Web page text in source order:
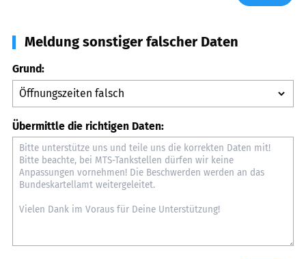
Meldung sonstiger falscher Daten
Grund:
Übermittle die richtigen Daten: